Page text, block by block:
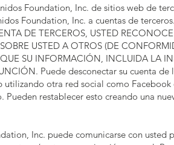
Foundation, Inc. de sitios web de
Foundation, Inc. a cuentas de
DE TERCEROS, USTED
USTED A OTROS (DE
SU INFORMACIÓN, INCLUIDA LA
Puede desconectar su cuenta
utilizando otra red social como
restablecer esto creando una
Inc. puede comunicarse con